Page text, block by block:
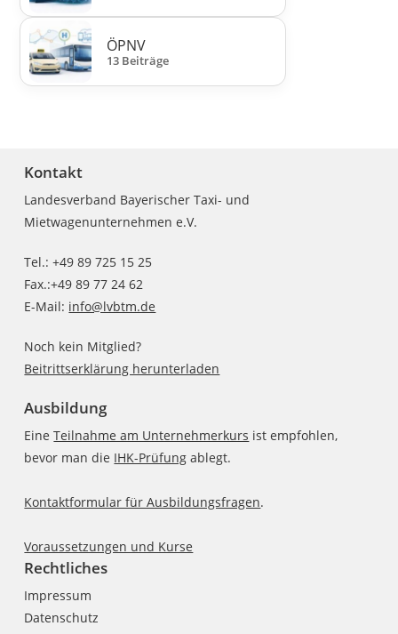
ÖPNV
13 Beiträge
Kontakt
Landesverband Bayerischer Taxi- und
Mietwagenunternehmen e.V.
Tel.: +49 89 725 15 25
Fax.:+49 89 77 24 62
E-Mail: info@lvbtm.de
Noch kein Mitglied?
Beitrittserklärung herunterladen
Ausbildung
EineTeilnahme am Unternehmerkurs ist empfohlen,
bevor man die IHK-Prüfung ablegt.
Kontaktformular für Ausbildungsfragen.
Voraussetzungen und Kurse
Rechtliches
Impressum
Datenschutz